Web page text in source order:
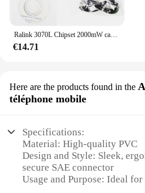
€14.71
Here are the products found in the
téléphone mobile
Specifications:
Material: High-quality PVC
Design and Style: Sleek,
secure SAE connector
Usage and Purpose: Ideal